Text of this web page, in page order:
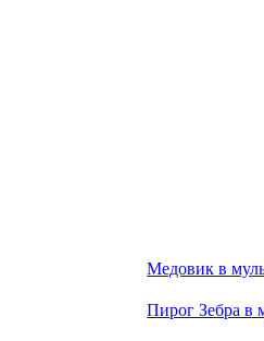
Медовик в
Пирог Зебра в